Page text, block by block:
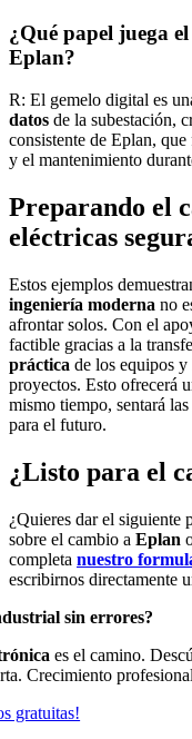
¿Qué papel juega
Eplan?
R: El gemelo digital es
datos de la subestación,
consistente de Eplan,
y el mantenimiento
Preparando el
eléctricas
Estos ejemplos
ingeniería moderna no
afrontar solos. Con el
factible gracias a la
práctica de los equipos
proyectos. Esto ofrecerá
mismo tiempo, sentará
para el futuro.
¿Listo para el
¿Quieres dar el siguiente
sobre el cambio a Eplan
completa nuestro
escribirnos directamente
sin errores?
es el camino.
Crecimiento
gratuitas!